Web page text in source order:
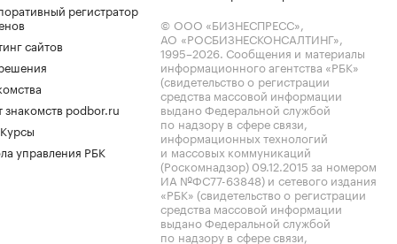
регистратор
сайтов
знакомств podbor.ru
управления РБК
© ООО «БИЗНЕСПРЕСС»,
АО «РОСБИЗНЕСКОНСАЛТИНГ»,
1995–2026. Сообщения и материалы
информационного агентства «РБК»
(свидетельство о регистрации
средства массовой информации
выдано Федеральной службой
по надзору в сфере связи,
информационных технологий
и массовых коммуникаций
(Роскомнадзор) 09.12.2015 за номером
ИА №ФС77-63848) и сетевого издания
«РБК» (свидетельство о регистрации
средства массовой информации
выдано Федеральной службой
по надзору в сфере связи,